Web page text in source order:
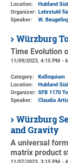
Location: Hubland
Organizer: Lehrstuhl
Speaker:
W.
Würzburg
Time Evolution
11/09/2023, 4:15 PM -
Category:
Kolloquium
Location:
Hubland
Organizer: SFB 1170
Speaker:
Claudia
Würzburg
and Gravity
A universal
matrix product